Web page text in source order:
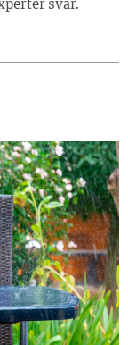
svar.